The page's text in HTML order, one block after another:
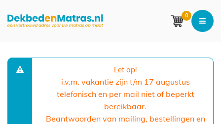
0
Let op!
i.v.m. vakantie zijn t/m 17 augustus
telefonisch en per mail niet of beperkt
bereikbaar.
Beantwoorden van mailing, bestellingen en